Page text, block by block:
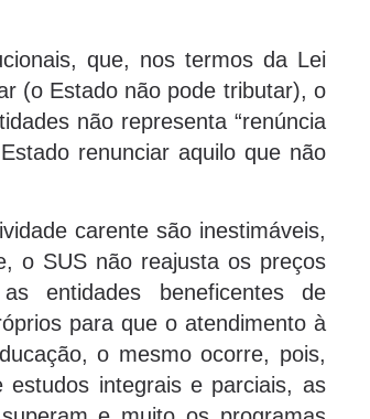
que, nos termos da Lei
(o Estado não pode tributar), o
não representa “renúncia
renunciar aquilo que não
carente são inestimáveis,
o SUS não reajusta os preços
entidades beneficentes de
para que o atendimento à
o mesmo ocorre, pois,
integrais e parciais, as